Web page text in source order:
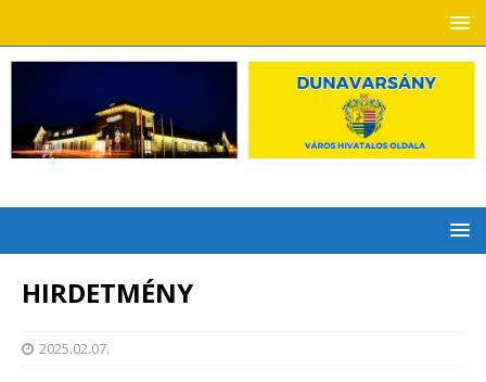
HIRDETMÉNY
2025.02.07.